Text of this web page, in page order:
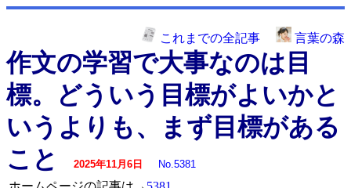
これまでの全記事 言葉の森
作文の学習で大事なのは目
標。どういう目標がよいかと
いうよりも、まず目標がある
こと
2025年11月6日 No.5381